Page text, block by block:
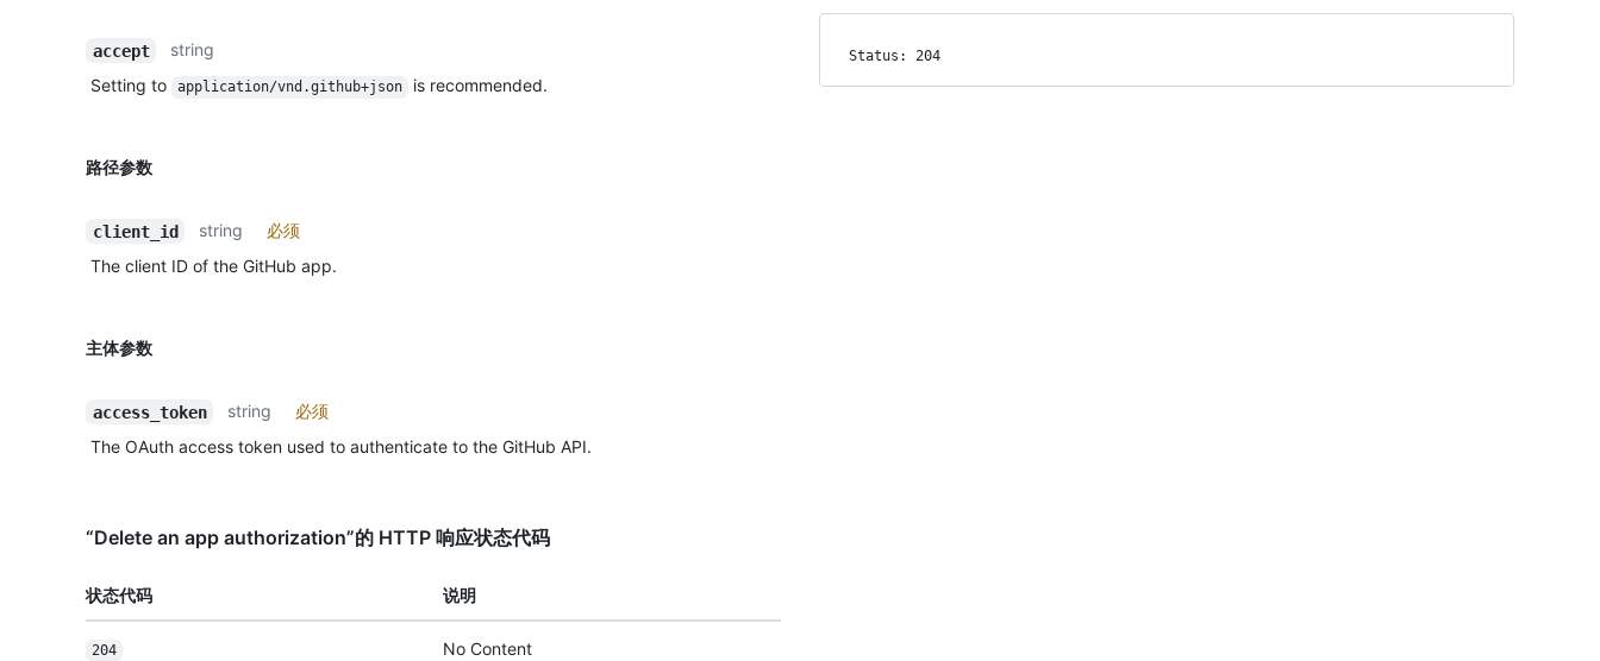
accept
string
Setting to
application/vnd.github+json is recommended.
路径参数
client_id string
必须
The client ID of the GitHub app.
主体参数
access_token string
必须
The OAuth access token used to authenticate to the GitHub API.
“Delete an app authorization”的 HTTP 响应状态代码
状态代码 说明
204 No Content
Status: 204